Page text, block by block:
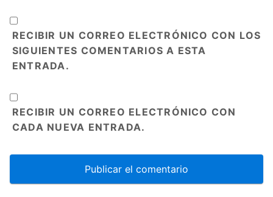
RECIBIR UN CORREO ELECTRÓNICO CON LOS
SIGUIENTES COMENTARIOS A ESTA
ENTRADA.
RECIBIR UN CORREO ELECTRÓNICO CON
CADA NUEVA ENTRADA.